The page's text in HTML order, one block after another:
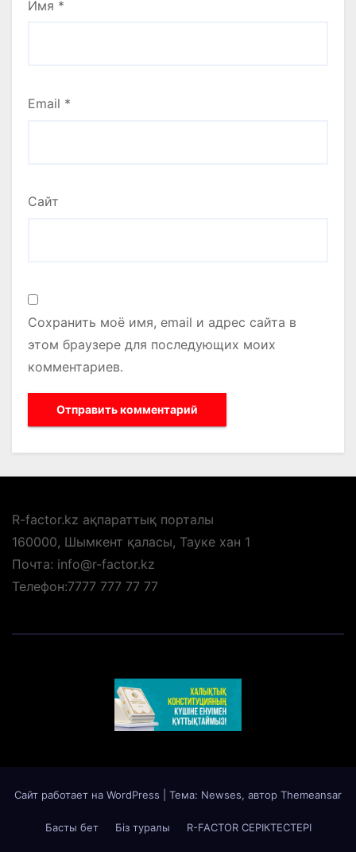
Имя *
Email *
Сайт
Сохранить моё имя, email и адрес сайта в
этом браузере для последующих моих
комментариев.
R-factor.kz ақпараттық порталы
160000, Шымкент қаласы, Тауке хан 1
Почта: info@r-factor.kz
Телефон:7777 777 77 77
Сайт работает на WordPress Тема: Newses, автор Themeansar
Басты бет Біз туралы R-FACTOR СЕРІКТЕСТЕРІ